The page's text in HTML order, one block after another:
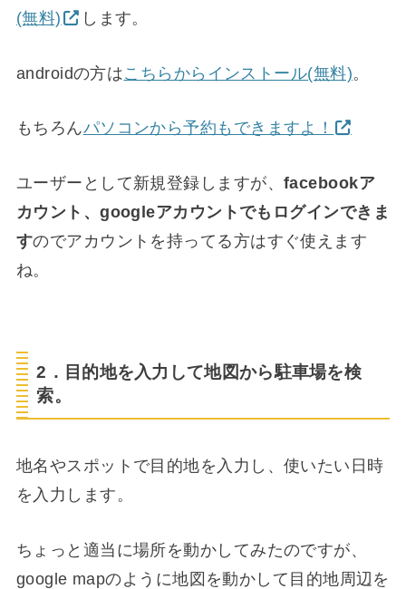
(無料)
します。
androidの方はこちらからインストール(無料)。
もちろんパソコンから予約もできますよ！
ユーザーとして新規登録しますが、facebookア
カウント、googleアカウントでもログインできま
すのでアカウントを持ってる方はすぐ使えます
ね。
2．目的地を入力して地図から駐車場を検
索。
地名やスポットで目的地を入力し、使いたい日時
を入力します。
ちょっと適当に場所を動かしてみたのですが、
google mapのように地図を動かして目的地周辺を